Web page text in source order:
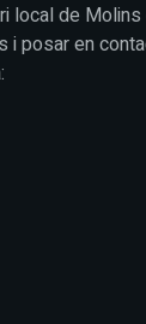
local de
posar en